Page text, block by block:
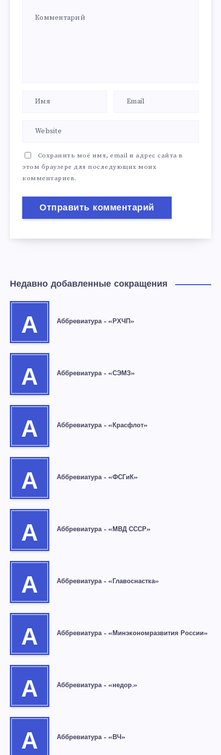
Сохранить моё имя, email и адрес сайта в
этом браузере для последующих моих
комментариев.
Недавно добавленные сокращения
А Аббревиатура – «РХЧП»
А Аббревиатура – «СЭМЗ»
А Аббревиатура – «Красфлот»
А Аббревиатура – «ФСГиК»
А Аббревиатура – «МВД СССР»
А Аббревиатура – «Главоснастка»
А Аббревиатура – «Минэкономразвития России»
А Аббревиатура – «недор.»
А Аббревиатура – «ВЧ»